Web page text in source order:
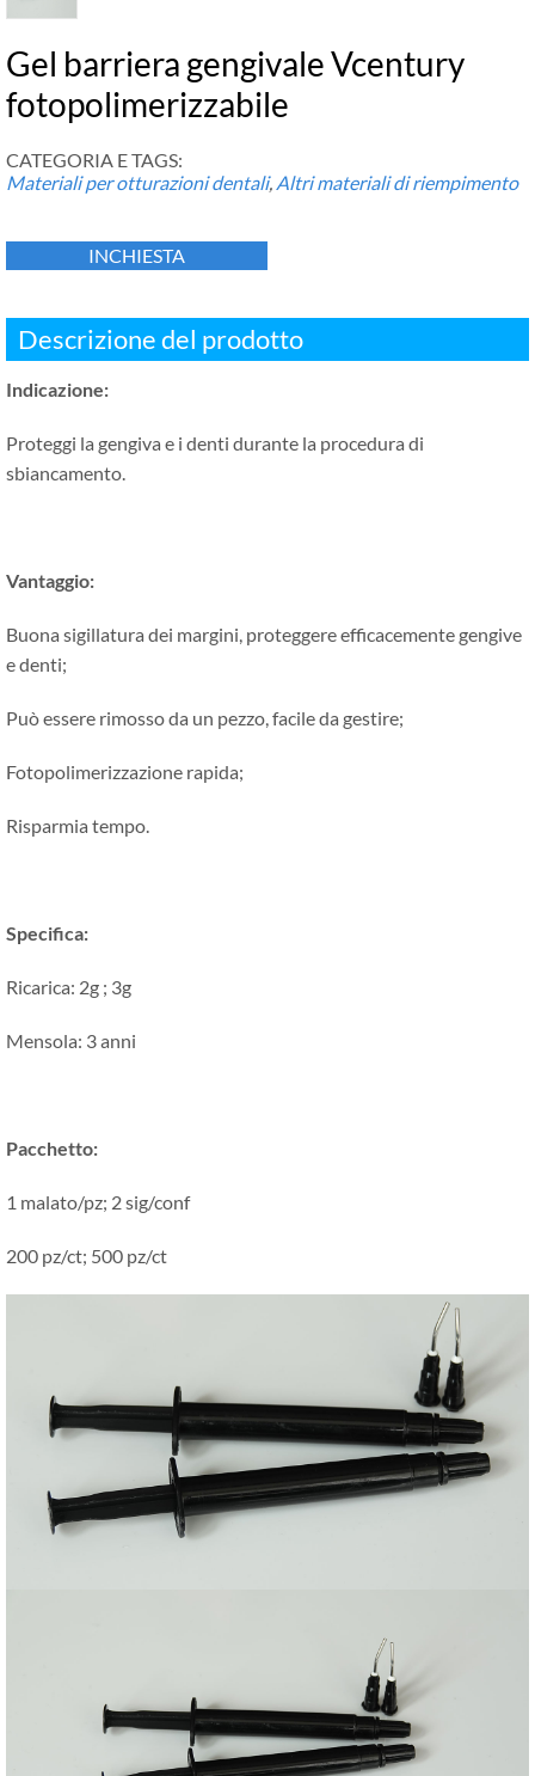
Gel barriera gengivale Vcentury
fotopolimerizzabile
CATEGORIA E TAGS:
Materiali per otturazioni dentali, Altri materiali di riempimento
INCHIESTA
Descrizione del prodotto
Indicazione:
Proteggi la gengiva e i denti durante la procedura di
sbiancamento.
Vantaggio:
Buona sigillatura dei margini, proteggere efficacemente gengive
e denti;
Può essere rimosso da un pezzo, facile da gestire;
Fotopolimerizzazione rapida;
Risparmia tempo.
Specifica:
Ricarica: 2g ; 3g
Mensola: 3 anni
Pacchetto:
1 malato/pz; 2 sig/conf
200 pz/ct; 500 pz/ct